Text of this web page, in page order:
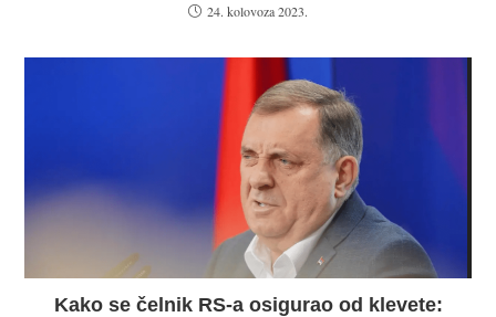
24. kolovoza 2023.
Kako se čelnik RS-a osigurao od klevete: